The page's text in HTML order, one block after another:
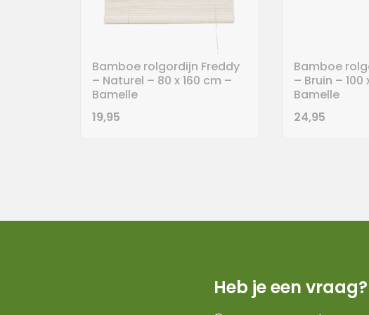
Bamboe rolgordijn Freddy
– Naturel – 80 x 160 cm –
Bamelle
19,95
Bamboe
– Bruin – 100
Bamelle
24,95
Heb je een vraag?